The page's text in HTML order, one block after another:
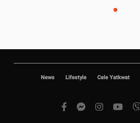
News Lifestyle Cele Yatkwat